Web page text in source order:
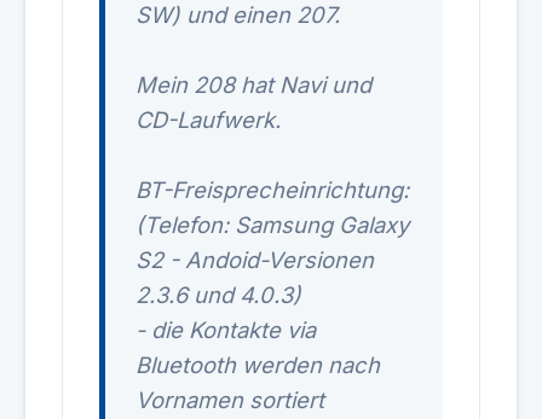
SW) und einen 207.
Mein 208 hat Navi und
CD-Laufwerk.
BT-Freisprecheinrichtung:
(Telefon: Samsung Galaxy
S2 - Andoid-Versionen
2.3.6 und 4.0.3)
- die Kontakte via
Bluetooth werden nach
Vornamen sortiert